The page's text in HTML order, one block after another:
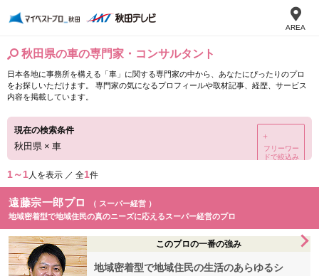
AREA
秋田県の車の専門家・コンサルタント
日本各地に事務所を構える「車」に関する専門家の中から、あなたにぴったりのプロ
をお探しいただけます。 専門家の気になるプロフィールや取材記事、経歴、サービス
内容を掲載しています。
現在の検索条件
秋田県 × 車
＋
フリーワー
ドで絞込み
1～1人を表示 ／ 全1件
遠藤宗一郎プロ
（ スーパー経営 ）
地域密着型で地域住民の真のニーズに応えるスーパー経営のプロ
このプロの一番の強み
地域密着型で地域住民の生活のあらゆるシ